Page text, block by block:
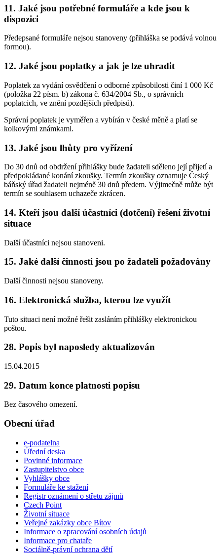
11. Jaké jsou potřebné formuláře a kde jsou k
dispozici
Předepsané formuláře nejsou stanoveny (přihláška se podává volnou
formou).
12. Jaké jsou poplatky a jak je lze uhradit
Poplatek za vydání osvědčení o odborné způsobilosti činí 1 000 Kč
(položka 22 písm. b) zákona č. 634/2004 Sb., o správních
poplatcích, ve znění pozdějších předpisů).
Správní poplatek je vyměřen a vybírán v české měně a platí se
kolkovými známkami.
13. Jaké jsou lhůty pro vyřízení
Do 30 dnů od obdržení přihlášky bude žadateli sděleno její přijetí a
předpokládané konání zkoušky. Termín zkoušky oznamuje Český
báňský úřad žadateli nejméně 30 dnů předem. Výjimečně může být
termín se souhlasem uchazeče zkrácen.
14. Kteří jsou další účastníci (dotčení) řešení životní
situace
Další účastníci nejsou stanoveni.
15. Jaké další činnosti jsou po žadateli požadovány
Další činnosti nejsou stanoveny.
16. Elektronická služba, kterou lze využít
Tuto situaci není možné řešit zasláním přihlášky elektronickou
poštou.
28. Popis byl naposledy aktualizován
15.04.2015
29. Datum konce platnosti popisu
Bez časového omezení.
Obecní úřad
e-podatelna
Úřední deska
Povinné informace
Zastupitelstvo obce
Vyhlášky obce
Formuláře ke stažení
Registr oznámení o střetu zájmů
Czech Point
Životní situace
Veřejné zakázky obce Bítov
Informace o zpracování osobních údajů
Informace pro chataře
Sociálně-právní ochrana dětí